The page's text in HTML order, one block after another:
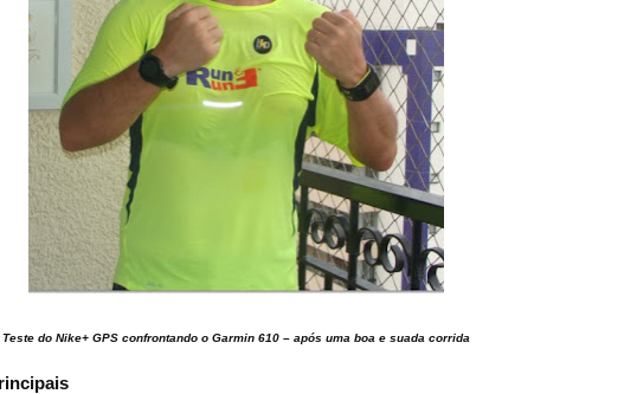
Teste do Nike+ GPS confrontando o Garmin 610 – após uma boa e suada corrida